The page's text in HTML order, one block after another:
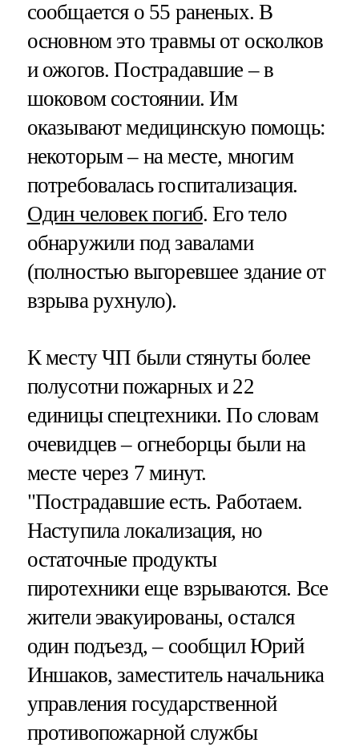
сообщается о 55 раненых. В
основном это травмы от осколков
и ожогов. Пострадавшие – в
шоковом состоянии. Им
оказывают медицинскую помощь:
некоторым – на месте, многим
потребовалась госпитализация.
Один человек погиб. Его тело
обнаружили под завалами
(полностью выгоревшее здание от
взрыва рухнуло).
К месту ЧП были стянуты более
полусотни пожарных и 22
единицы спецтехники. По словам
очевидцев – огнеборцы были на
месте через 7 минут.
"Пострадавшие есть. Работаем.
Наступила локализация, но
остаточные продукты
пиротехники еще взрываются. Все
жители эвакуированы, остался
один подъезд, – сообщил Юрий
Иншаков, заместитель начальника
управления государственной
противопожарной службы